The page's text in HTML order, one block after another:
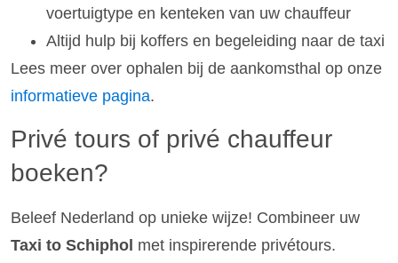
voertuigtype en kenteken van uw chauffeur
Altijd hulp bij koffers en begeleiding naar de taxi
Lees meer over ophalen bij de aankomsthal op onze
informatieve pagina.
Privé tours of privé chauffeur
boeken?
Beleef Nederland op unieke wijze! Combineer uw
Taxi to Schiphol met inspirerende privétours.